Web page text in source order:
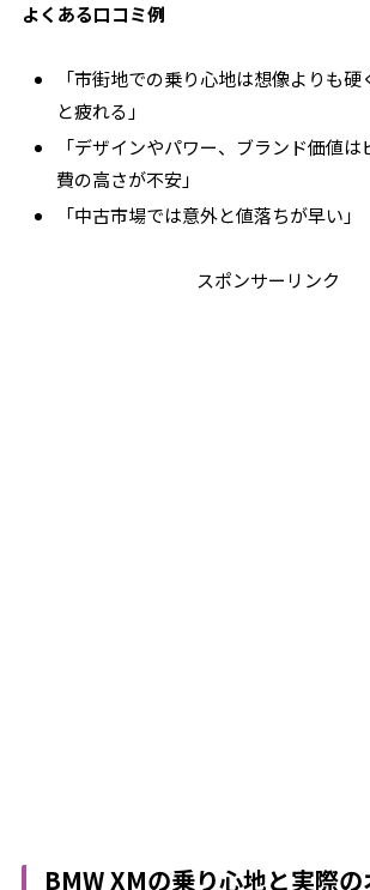
よくある口コミ例
「市街地での乗り心地は想像よりも
と疲れる」
「デザインやパワー、ブランド価値
費の高さが不安」
「中古市場では意外と値落ちが早い」
スポンサーリンク
BMW XMの乗り心地と実際